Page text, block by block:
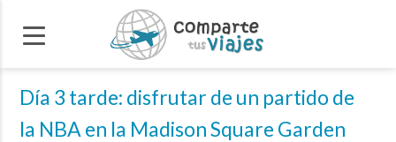
Día 3 tarde: disfrutar de un partido de
la NBA en la Madison Square Garden